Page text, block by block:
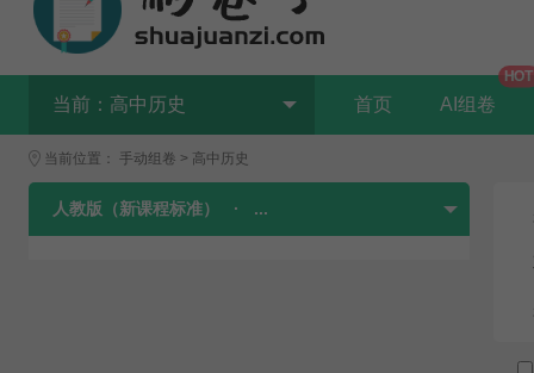
当前： 高中历史 首页 AI组卷
HOT
当前位置： 手动组卷 > 高中历史
人教版（新课程标准） · ...